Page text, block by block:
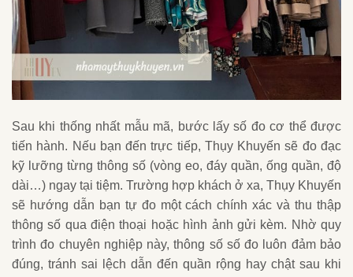
Sau khi thống nhất mẫu mã, bước lấy số đo cơ thể được
tiến hành. Nếu bạn đến trực tiếp, Thụy Khuyến sẽ đo đạc
kỹ lưỡng từng thông số (vòng eo, đáy quần, ống quần, độ
dài…) ngay tại tiệm. Trường hợp khách ở xa, Thụy Khuyến
sẽ hướng dẫn bạn tự đo một cách chính xác và thu thập
thông số qua điện thoại hoặc hình ảnh gửi kèm. Nhờ quy
trình đo chuyên nghiệp này, thông số số đo luôn đảm bảo
đúng, tránh sai lệch dẫn đến quần rộng hay chật sau khi